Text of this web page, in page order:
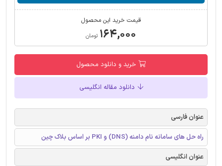
قیمت خرید این محصول
۱۶۴,۰۰۰ تومان
خرید و دانلود محصول
دانلود مقاله انگلیسی
عنوان فارسی
راه حل های سامانه نام دامنه (DNS) و PKI بر اساس بلاک چین
عنوان انگلیسی